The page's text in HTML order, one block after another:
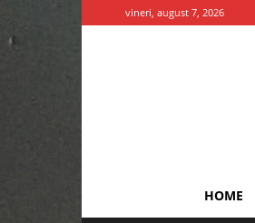
vineri, august 7, 2026
HOME